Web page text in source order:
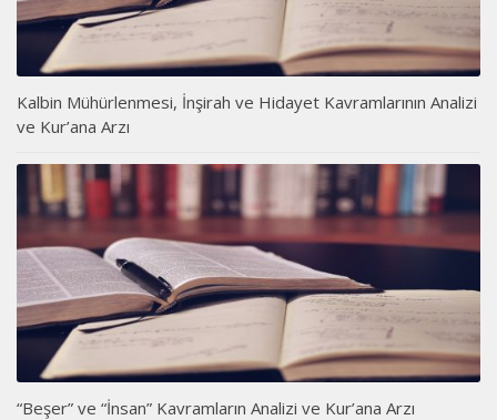
Kalbin Mühürlenmesi, İnşirah ve Hidayet Kavramlarının Analizi
ve Kur’ana Arzı
“Beşer” ve “İnsan” Kavramların Analizi ve Kur’ana Arzı